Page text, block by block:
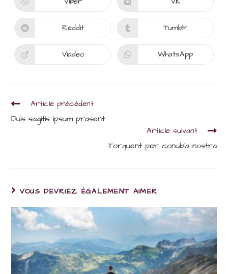
fenêtre fenêtre
Ouvrir
autre
fenêtre
Ouvrir
autre
fenêtre
Ouvrir
autre
fenêtre
Reddit Ouvrir
autre
fenêtre
Tumblr
Ouvrir
Viadeo Ouvrir
WhatsApp
Read
articles
Article précédent
Duis sagitis ipsum prasent
Article suivant
Torquent per conubia nostra
VOUS DEVRIEZ ÉGALEMENT AIMER